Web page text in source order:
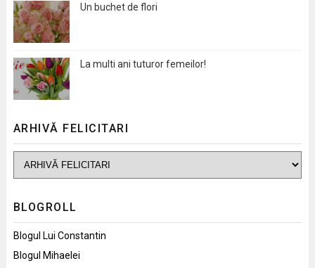
Un buchet de flori
La multi ani tuturor femeilor!
ARHIVĂ FELICITARI
BLOGROLL
Blogul Lui Constantin
Blogul Mihaelei